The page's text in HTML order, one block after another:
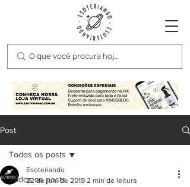
Post
Todos os posts
Todos os posts
Esoteriando
22 de jun. de 2019 2 min de leitura